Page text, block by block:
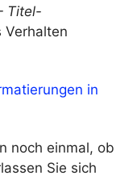
Titel-
Verhalten
in
noch einmal, ob
Sie sich